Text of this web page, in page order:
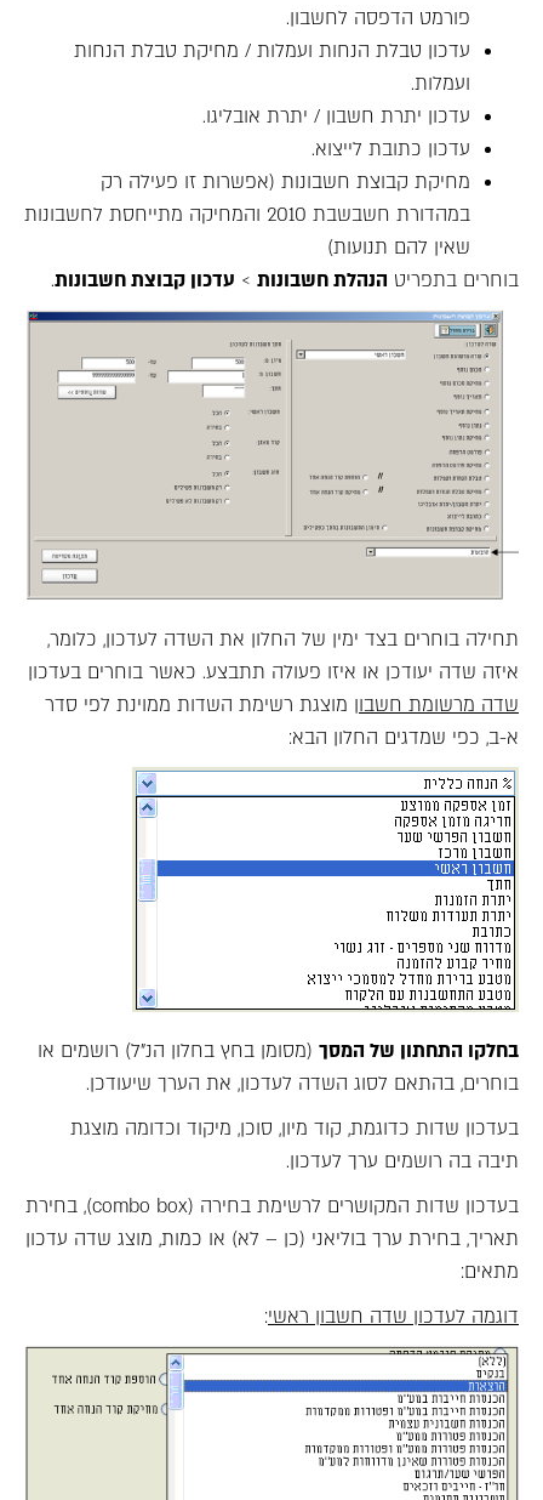
פורמט הדפסה לחשבון.
עדכון טבלת הנחות ועמלות / מחיקת טבלת הנחות
ועמלות.
עדכון יתרת חשבון / יתרת אובליגו.
עדכון כתובת לייצוא.
מחיקת קבוצת חשבונות (אפשרות זו פעילה רק
במהדורת חשבשבת 2010 והמחיקה מתייחסת לחשבונות
שאין להם תנועות)
בוחרים בתפריט הנהלת חשבונות > עדכון קבוצת חשבונות.
תחילה בוחרים בצד ימין של החלון את השדה לעדכון, כלומר,
איזה שדה יעודכן או איזו פעולה תתבצע. כאשר בוחרים בעדכון
שדה מרשומת חשבון מוצגת רשימת השדות ממוינת לפי סדר
א-ב, כפי שמדגים החלון הבא:
בחלקו התחתון של המסך (מסומן בחץ בחלון הנ"ל) רושמים או
בוחרים, בהתאם לסוג השדה לעדכון, את הערך שיעודכן.
בעדכון שדות כדוגמת, קוד מיון, סוכן, מיקוד וכדומה מוצגת
תיבה בה רושמים ערך לעדכון.
בעדכון שדות המקושרים לרשימת בחירה (combo box), בחירת
תאריך, בחירת ערך בוליאני (כן – לא) או כמות, מוצג שדה עדכון
מתאים:
דוגמה לעדכון שדה חשבון ראשי: